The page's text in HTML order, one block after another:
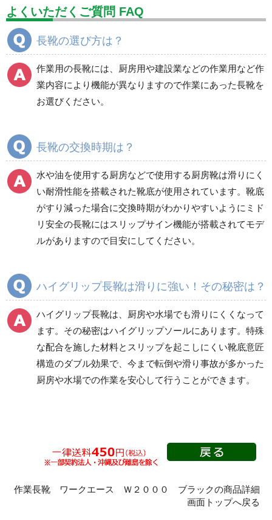
設備用品・作業補助用品 工事作業用品
分煙対策機器
電気保守用品 ワイパー クリーンルーム対策用品
防災グッズ（防災セット） 救急医療品
健康管理器具 季節商品
商品カテゴリ一覧
一般作業安全靴・エコ
タイプ
短靴
中編上靴・長編上靴
半長靴
スニーカータイプ
一般作業安全靴・スニ
ーカー型
紐タイプ
バンドタイプ
つま先保護性能なし
一般作業安全靴・ウレ
タン底
短靴
中編上靴
長編上靴
半長靴
一般作業安全靴・ゴム2
層底
短靴
中編上靴
長編上靴
半長靴
一般作業安全靴・ゴム1
中編上靴
プロスニーカー
マジック・スリッポン
タイプ
よくいただくご質問 FAQ
長靴の選び方は？
作業用の長靴には、厨房用や建設業などの作業用など作
業内容により機能が異なりますので作業にあった長靴を
お選びください。
長靴の交換時期は？
水や油を使用する厨房などで使用する厨房靴は滑りにく
い耐滑性能を搭載された靴底が使用されています。靴底
がすり減った場合に交換時期がわかりやすいようにミド
リ安全の長靴にはスリップサイン機能が搭載されてモデ
ルがありますので目安にしてください。
ハイグリップ長靴は滑りに強い！その秘密は？
ハイグリップ長靴は、厨房や水場でも滑りにくくなって
ます。その秘密はハイグリップソールにあります。特殊
な配合を施した材料とスリップを起こしにくい靴底意匠
構造のダブル効果で、今まで転倒や滑り事故が多かった
厨房や水場での作業を安心して行うことができます。
作業長靴 ワークエース Ｗ２０００ ブラックの商品詳細
画面トップへ戻る